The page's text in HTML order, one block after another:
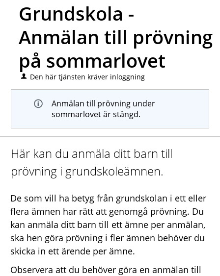
Grundskola -
Anmälan till prövning
på sommarlovet
Den här tjänsten kräver inloggning
Anmälan till prövning under
sommarlovet är stängd.
Här kan du anmäla ditt barn till
prövning i grundskoleämnen.
De som vill ha betyg från grundskolan i ett eller
flera ämnen har rätt att genomgå prövning. Du
kan anmäla ditt barn till ett ämne per anmälan,
ska hen göra prövning i fler ämnen behöver du
skicka in ett ärende per ämne.
Observera att du behöver göra en anmälan till